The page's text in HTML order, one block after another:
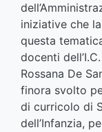
iniziative che
questa
docenti
Rossana De
finora svolto
di curricolo di
dell’Infanzia,